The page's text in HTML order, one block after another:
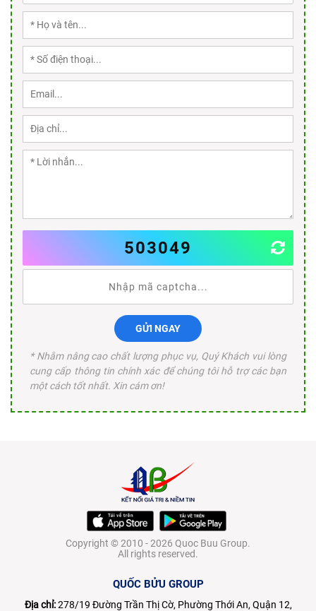
503049
GỬI NGAY
* Nhằm nâng cao chất lượng phục vụ, Quý Khách vui lòng
cung cấp thông tin chính xác để chúng tôi hỗ trợ các bạn
một cách tốt nhất. Xin cám ơn!
Copyright © 2010 - 2026 Quoc Buu Group.
All rights reserved.
QUỐC BỬU GROUP
Địa chỉ:278/19 Đường Trần Thị Cờ, Phường Thới An, Quận 12,